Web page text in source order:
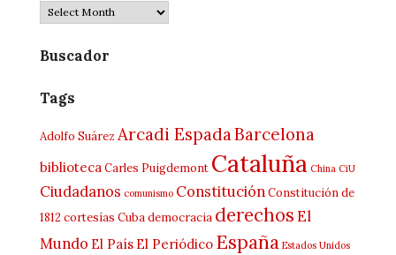
Hemeroteca
Buscador
Tags
Adolfo Suárez Arcadi EspadaBarcelona
bibliotecaCarles Puigdemont Cataluña China CiU
Ciudadanos comunismo Constitución Constitución de
1812 cortesías Cubademocracia derechos El
Mundo El País El Periódico España Estados Unidos